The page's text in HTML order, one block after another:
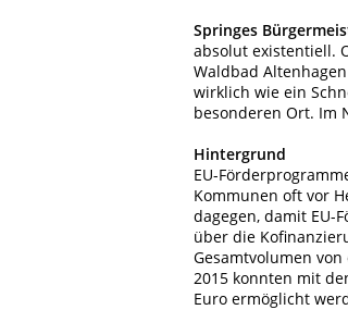
Springes
absolut existentiell.
Waldbad
wirklich wie ein
besonderen Ort. Im
Hintergrund
EU-
Kommunen oft vor
dagegen, damit EU-
über die
Gesamtvolumen
2015 konnten mit
Euro ermöglicht